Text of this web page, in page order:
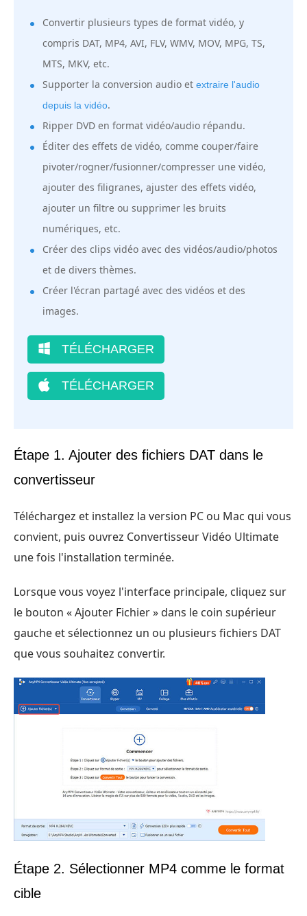
Convertir plusieurs types de format vidéo, y
compris DAT, MP4, AVI, FLV, WMV, MOV, MPG, TS,
MTS, MKV, etc.
Supporter la conversion audio et extraire l'audio
depuis la vidéo.
Ripper DVD en format vidéo/audio répandu.
Éditer des effets de vidéo, comme couper/faire
pivoter/rogner/fusionner/compresser une vidéo,
ajouter des filigranes, ajuster des effets vidéo,
ajouter un filtre ou supprimer les bruits
numériques, etc.
Créer des clips vidéo avec des vidéos/audio/photos
et de divers thèmes.
Créer l'écran partagé avec des vidéos et des
images.
TÉLÉCHARGER
TÉLÉCHARGER
Étape 1. Ajouter des fichiers DAT dans le
convertisseur
Téléchargez et installez la version PC ou Mac qui vous
convient, puis ouvrez Convertisseur Vidéo Ultimate
une fois l'installation terminée.
Lorsque vous voyez l'interface principale, cliquez sur
le bouton « Ajouter Fichier » dans le coin supérieur
gauche et sélectionnez un ou plusieurs fichiers DAT
que vous souhaitez convertir.
Étape 2. Sélectionner MP4 comme le format
cible